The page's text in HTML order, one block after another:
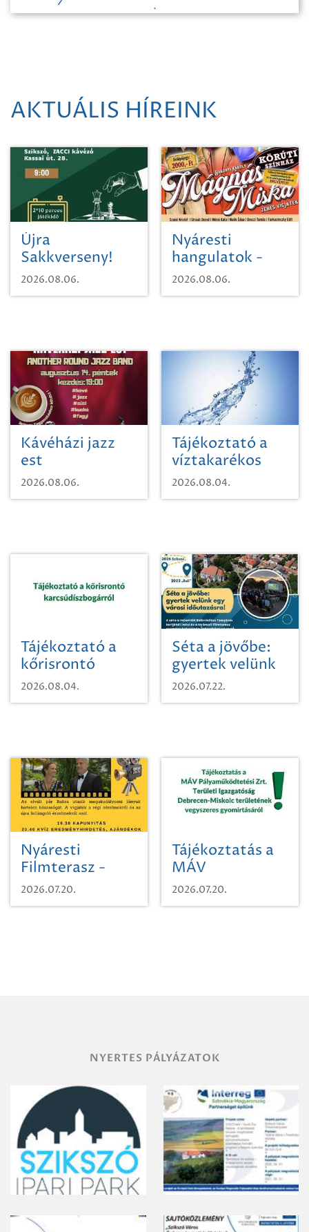
AKTUÁLIS HÍREINK
Újra
Sakkverseny!
2026.08.06.
Nyáresti
hangulatok -
Mágnás Miska
2026.08.06.
Kávéházi jazz
est
2026.08.06.
Tájékoztató a
víztakarékos
vízhasználatról
2026.08.04.
Tájékoztató a
kőrisrontó
karcsúdíszbogárról
2026.08.04.
Séta a jövőbe:
gyertek velünk
egy városi
időutazásra!
2026.07.22.
Nyáresti
Filmterasz -
Beugró a
Paradicsomba
2026.07.20.
Tájékoztatás a
MÁV
Pályaműködtetési
Zrt. Területi
2026.07.20.
NYERTES PÁLYÁZATOK